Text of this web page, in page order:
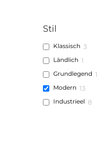
Stil
Klassisch 3
Ländlich 1
Grundlegend 1
Modern 13
Industrieel 8